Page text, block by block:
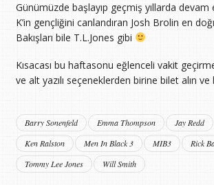
Günümüzde başlayıp geçmiş yıllarda
K’in gençliğini canlandıran Josh Brolin en
Bakışları bile T.L.Jones gibi
Kısacası bu haftasonu eğlenceli vakit
ve alt yazılı seçeneklerden birine bilet alın
Barry Sonenfeld Emma Thompson Jay Redd
Ken Ralston
Men In Black 3 MIB3
Rick
Tommy Lee Jones
Will Smith